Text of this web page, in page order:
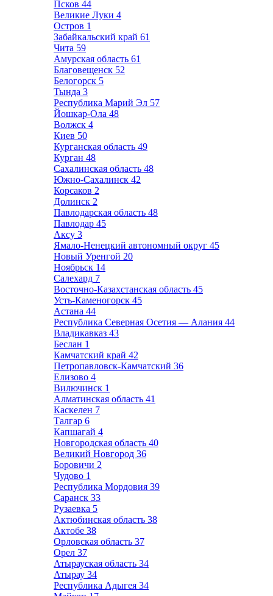
Псков 44
Великие Луки 4
Остров 1
Забайкальский край 61
Чита 59
Амурская область 61
Благовещенск 52
Белогорск 5
Тында 3
Республика Марий Эл 57
Йошкар-Ола 48
Волжск 4
Киев 50
Курганская область 49
Курган 48
Сахалинская область 48
Южно-Сахалинск 42
Корсаков 2
Долинск 2
Павлодарская область 48
Павлодар 45
Аксу 3
Ямало-Ненецкий автономный округ 45
Новый Уренгой 20
Ноябрьск 14
Салехард 7
Восточно-Казахстанская область 45
Усть-Каменогорск 45
Астана 44
Республика Северная Осетия — Алания 44
Владикавказ 43
Беслан 1
Камчатский край 42
Петропавловск-Камчатский 36
Елизово 4
Вилючинск 1
Алматинская область 41
Каскелен 7
Талгар 6
Капшагай 4
Новгородская область 40
Великий Новгород 36
Боровичи 2
Чудово 1
Республика Мордовия 39
Саранск 33
Рузаевка 5
Актюбинская область 38
Актобе 38
Орловская область 37
Орел 37
Атырауская область 34
Атырау 34
Республика Адыгея 34